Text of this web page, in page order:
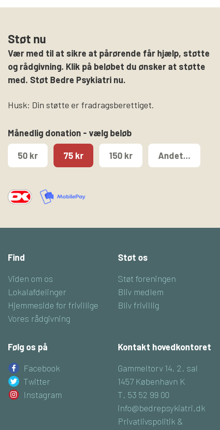
Støt nu
Vær med til at sikre at pårørende får hjælp, støtte
og rådgivning. Klik på beløbet du ønsker at støtte
med. Støt Bedre Psykiatri nu.
Husk: Din støtte er fradragsberettiget.
Månedlig donation - vælg beløb
50 kr 75 kr 150 kr Andet...
Find
Viden om os
Lokalafdelinger
Hjemmeside for frivillige
Vores rådgivning
Støt os
Støt foreningen
Bliv medlem
Bliv frivillig
Følg os på
Facebook
Twitter
Instagram
Kontakt hovedkontoret
Gammeltorv 14, 2. sal
1457 København K
T. 53 52 99 00
info@bedrepsykiatri.dk
Privatlivspolitik &